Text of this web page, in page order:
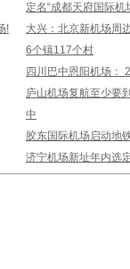
定名“成都天府国际
!
大兴：北京新机场周
6个镇117个村
四川巴中恩阳机场：
庐山机场复航至少要
中
胶东国际机场启动地
济宁机场新址年内选